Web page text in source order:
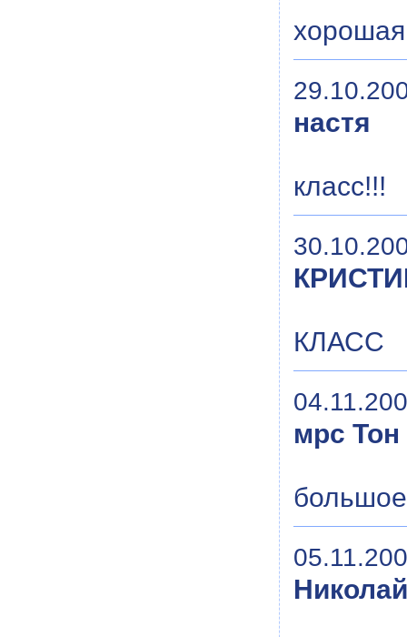
настя
класс!!!
КЛАСС
мрс Тон
большое
Николай